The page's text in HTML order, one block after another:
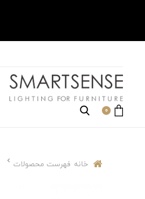
0
خانه فهرست محصولات